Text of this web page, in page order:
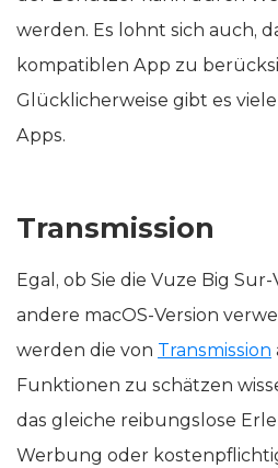
werden. Es lohnt sich auch,
kompatiblen App zu
Glücklicherweise gibt es viele
Apps.
Transmission
Egal, ob Sie die Vuze Big
andere macOS-Version
werden die von Transmission
Funktionen zu schätzen
das gleiche reibungslose
Werbung oder